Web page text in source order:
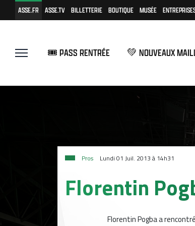
ASSE.FR ASSE.TV BILLETTERIE BOUTIQUE MUSÉE
🎟️ PASS RENTRÉE 💚 NOUVEAUX
Pros Lundi 01 Juil. 2013 à 14h31
Florentin
Florentin Pogba a